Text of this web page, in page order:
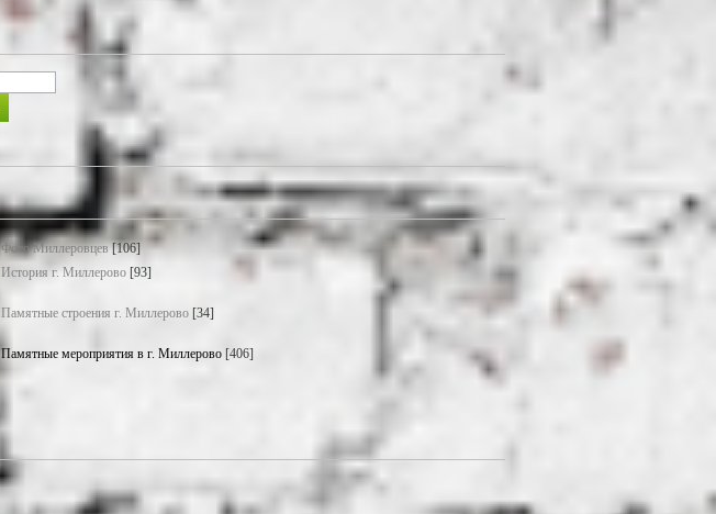
Фото Миллеровцев [106]
История г. Миллерово [93]
Памятные строения г. Миллерово [34]
Памятные мероприятия в г. Миллерово [406]